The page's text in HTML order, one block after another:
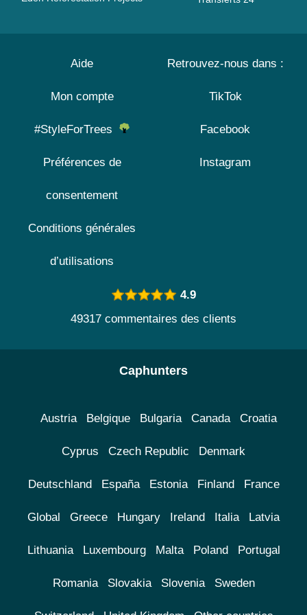
Aide
Mon compte
#StyleForTrees
Préférences de
consentement
Conditions générales
d’utilisations
Retrouvez-nous dans :
TikTok
Facebook
Instagram
4.9
49317 commentaires des clients
Caphunters
Austria Belgique Bulgaria Canada Croatia
Cyprus Czech Republic Denmark
Deutschland España Estonia Finland France
Global Greece Hungary Ireland Italia Latvia
Lithuania Luxembourg Malta Poland Portugal
Romania Slovakia Slovenia Sweden